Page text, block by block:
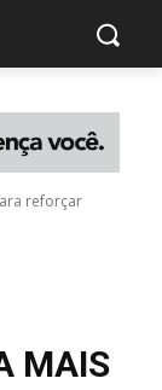
reforçar
MAIS